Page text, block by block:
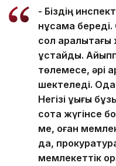
- Біздің
нұсқама
сол
ұстайды.
төлемесе, әрі
шектеледі.
Негізі құқығы
сотқа жүгінсе
ме, оған
да,
мемлекеттік